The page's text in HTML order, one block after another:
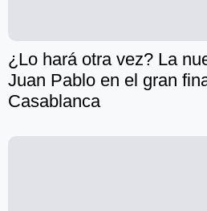
¿Lo hará otra vez? La
Juan Pablo en el gran
Casablanca